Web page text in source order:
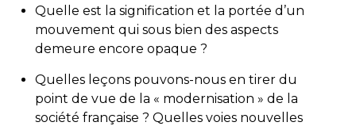
Quelle est la signification et la portée d’un
mouvement qui sous bien des aspects
demeure encore opaque ?
Quelles leçons pouvons-nous en tirer du
point de vue de la « modernisation » de la
société française ? Quelles voies nouvelles